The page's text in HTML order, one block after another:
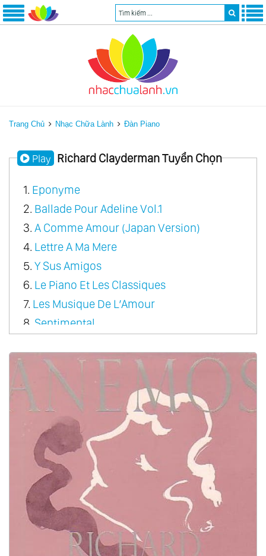
Trang Chủ Nhạc Chữa Lành Đàn Piano
Play Richard Clayderman Tuyển Chọn
1. Eponyme
2. Ballade Pour Adeline Vol.1
3. A Comme Amour (Japan Version)
4. Lettre A Ma Mere
5. Y Sus Amigos
6. Le Piano Et Les Classiques
7. Les Musique De L’Amour
8. Sentimental
A Come Amore
A Dream Of Love
Couleur Tendresse
Le Premiere Cragnin D’Elsa
14.Fragile Heart
15.
From Paris With Love
Sonata Magic
17. The Classic Touch
18.
Christmas
19.Romantic
Eleana